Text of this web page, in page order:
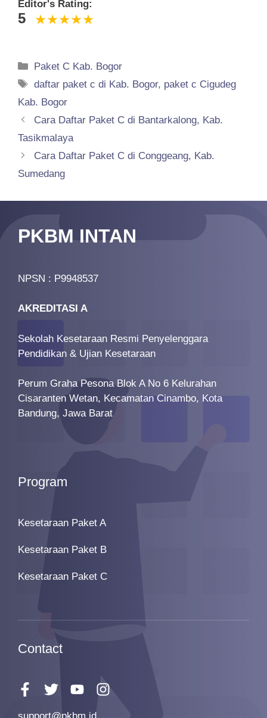
Editor's Rating:
5
Categories
Paket C Kab. Bogor
Tags
daftar paket c di Kab. Bogor, paket c Cigudeg
Kab. Bogor
Cara Daftar Paket C di Bantarkalong, Kab.
Tasikmalaya
Cara Daftar Paket C di Conggeang, Kab.
Sumedang
PKBM INTAN
NPSN : P9948537
AKREDITASI A
Sekolah Kesetaraan Resmi Penyelenggara
Pendidikan & Ujian Kesetaraan
Perum Graha Pesona Blok A No 6 Kelurahan
Cisaranten Wetan, Kecamatan Cinambo, Kota
Bandung, Jawa Barat
Program
Kesetaraan Paket A
Kesetaraan Paket B
Kesetaraan Paket C
Contact